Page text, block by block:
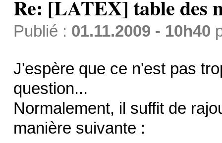
Re: [LATEX] table des
Publié : 01.11.2009 - 10h40
J'espère que ce n'est pas
question...
Normalement, il suffit de
manière suivante :